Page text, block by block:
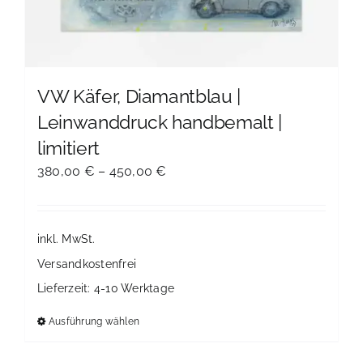
VW Käfer, Diamantblau |
Leinwanddruck handbemalt |
limitiert
380,00 € – 450,00€
inkl. MwSt.
Versandkostenfrei
Lieferzeit: 4-10 Werktage
Ausführung wählenDieses